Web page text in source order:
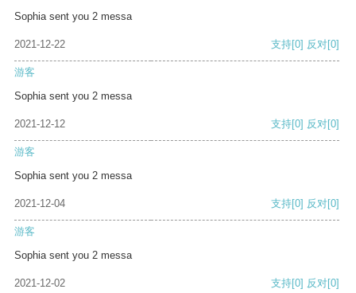
Sophia sent you 2 messa
2021-12-22 支持[0] 反对[0]
游客
Sophia sent you 2 messa
2021-12-12 支持[0] 反对[0]
游客
Sophia sent you 2 messa
2021-12-04 支持[0] 反对[0]
游客
Sophia sent you 2 messa
2021-12-02 支持[0] 反对[0]